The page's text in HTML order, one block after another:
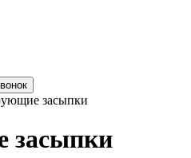
засыпки
засыпки